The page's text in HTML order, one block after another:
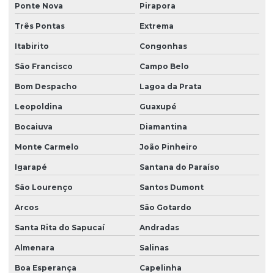
Ponte Nova Pirapora
Três Pontas Extrema
Itabirito Congonhas
São Francisco Campo Belo
Bom Despacho Lagoa da Prata
Leopoldina Guaxupé
Bocaiuva Diamantina
Monte Carmelo João Pinheiro
Igarapé Santana do Paraíso
São Lourenço Santos Dumont
Arcos São Gotardo
Santa Rita do Sapucaí Andradas
Almenara Salinas
Boa Esperança Capelinha